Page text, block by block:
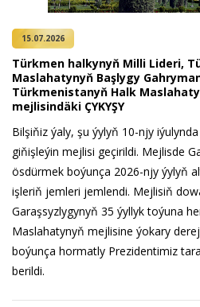
15.07.2026
Türkmen halkynyň Milli Lideri,
Maslahatynyň Başlygy
Türkmenistanyň Halk
mejlisindäki ÇYKYŞY
Bilşiňiz ýaly, şu ýylyň 10-njy
giňişleýin mejlisi geçirildi. Mejlisde
ösdürmek boýunça 2026-njy ýylyň
işleriň jemleri jemlendi. Mejlisiň
Garaşsyzlygynyň 35 ýyllyk toýuna
Maslahatynyň mejlisine ýokary
boýunça hormatly Prezidentimiz
berildi.